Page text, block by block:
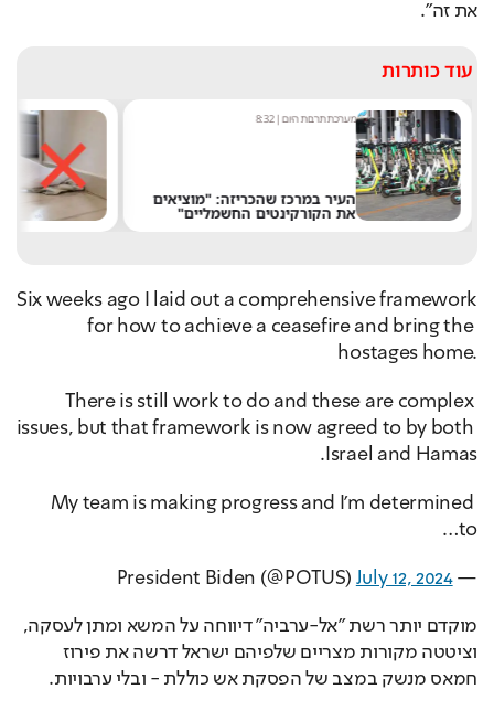
את זה".
עוד כותרות
מערכת תרבות היום|
8:32
העיר במרכז שהכריזה: "מוציאים
את הקורקינטים החשמליים"
Six weeks ago I laid out a comprehensive framework
for how to achieve a ceasefire and bring the
hostages home.
There is still work to do and these are complex
issues, but that framework is now agreed to by both
Israel and Hamas.
My team is making progress and I'm determined
to…
— President Biden (@POTUS)
July 12, 2024
מוקדם יותר רשת "אל-ערביה" דיווחה על המשא ומתן לעסקה,
וציטטה מקורות מצריים שלפיהם ישראל דרשה את פירוז
חמאס מנשק במצב של הפסקת אש כוללת - ובלי ערבויות.